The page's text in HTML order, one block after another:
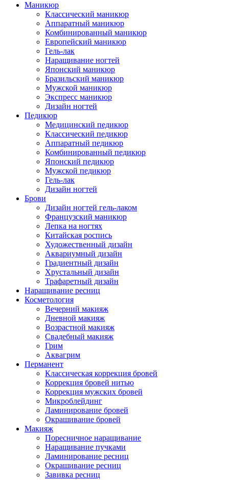
Маникюр
Классический маникюр
Аппаратный маникюр
Комбинированный маникюр
Европейский маникюр
Гель-лак
Наращивание ногтей
Японский маникюр
Бразильский маникюр
Мужской маникюр
Экспресс маникюр
Дизайн ногтей
Педикюр
Медицинский педикюр
Классический педикюр
Аппаратный педикюр
Комбинированный педикюр
Японский педикюр
Мужской педикюр
Гель-лак
Дизайн ногтей
Брови
Дизайн ногтей гель-лаком
Французский маникюр
Лепка на ногтях
Китайская роспись
Художественный дизайн
Аквариумный дизайн
Градиентный дизайн
Хрустальный дизайн
Трафаретный дизайн
Наращивание ресниц
Косметология
Вечерний макияж
Дневной макияж
Возрастной макияж
Свадебный макияж
Грим
Аквагрим
Перманент
Классическая коррекция бровей
Коррекция бровей нитью
Коррекция мужских бровей
Микроблейдинг
Ламинирование бровей
Окрашивание бровей
Макияж
Поресничное наращивание
Наращивание пучками
Ламинирование ресниц
Окрашивание ресниц
Завивка ресниц